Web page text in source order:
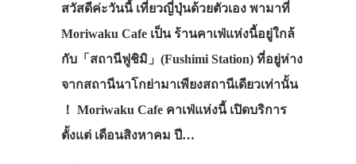
สวัสดีค่ะวันนี้ เที่ยวญี่ปุ่นด้วยตัวเอง พามาที่
Moriwaku Cafe เป็น ร้านคาเฟ่แห่งนี้อยู่ใกล้
กับ「สถานีฟูชิมิ」(Fushimi Station) ที่อยู่ห่าง
จากสถานีนาโกย่ามาเพียงสถานีเดียวเท่านั้น
！ Moriwaku Cafe คาเฟ่แห่งนี้ เปิดบริการ
ตั้งแต่ เดือนสิงหาคม ปี…
ที่พัก
สาระน่ารู้
VIDEO
ภาพประทับใจ